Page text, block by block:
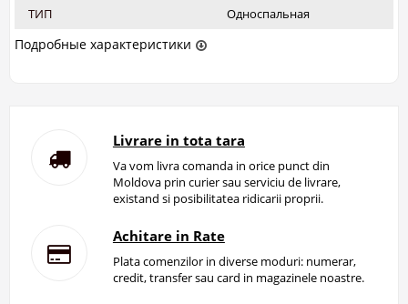
ТИП
Односпальная
Подробные характеристики
Livrare in tota tara
Va vom livra comanda in orice punct din
Moldova prin curier sau serviciu de livrare,
existand si posibilitatea ridicarii proprii.
Achitare in Rate
Plata comenzilor in diverse moduri: numerar,
credit, transfer sau card in magazinele noastre.